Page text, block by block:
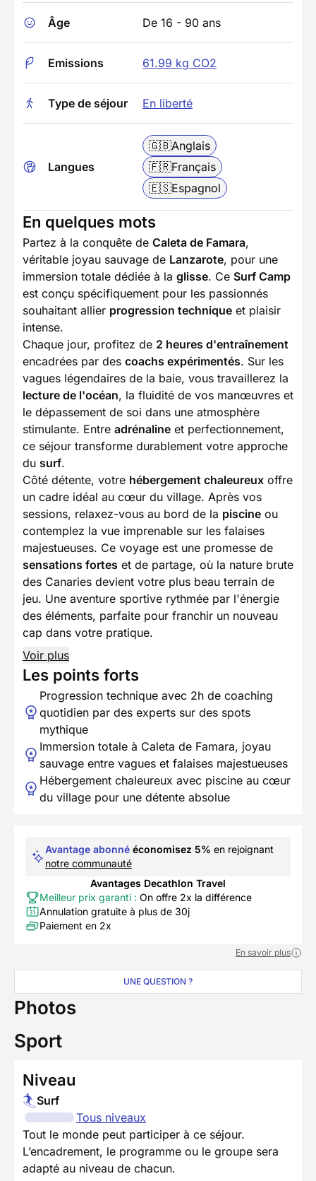
Âge De 16 - 90 ans
Emissions 61.99 kg CO2
Type de séjour En liberté
Langues
🇬🇧Anglais
🇫🇷Français
🇪🇸Espagnol
En quelques mots
Partez à la conquête de Caleta de Famara,
véritable joyau sauvage de Lanzarote, pour une
immersion totale dédiée à la glisse. Ce Surf Camp
est conçu spécifiquement pour les passionnés
souhaitant allier progression technique et plaisir
intense.
Chaque jour, profitez de 2 heures d'entraînement
encadrées par des coachs expérimentés. Sur les
vagues légendaires de la baie, vous travaillerez la
lecture de l'océan, la fluidité de vos manœuvres et
le dépassement de soi dans une atmosphère
stimulante. Entre adrénaline et perfectionnement,
ce séjour transforme durablement votre approche
du surf.
Côté détente, votre hébergement chaleureux offre
un cadre idéal au cœur du village. Après vos
sessions, relaxez-vous au bord de la piscine ou
contemplez la vue imprenable sur les falaises
majestueuses. Ce voyage est une promesse de
sensations fortes et de partage, où la nature brute
des Canaries devient votre plus beau terrain de
jeu. Une aventure sportive rythmée par l'énergie
des éléments, parfaite pour franchir un nouveau
cap dans votre pratique.
Voir plus
Les points forts
Progression technique avec 2h de coaching
quotidien par des experts sur des spots
mythique
Immersion totale à Caleta de Famara, joyau
sauvage entre vagues et falaises majestueuses
Hébergement chaleureux avec piscine au cœur
du village pour une détente absolue
Avantage abonné économisez 5% en rejoignant
notre communauté
Avantages Decathlon Travel
Meilleur prix garanti : On offre 2x la différence
Annulation gratuite à plus de 30j
Paiement en 2x
En savoir plus
UNE QUESTION ?
Photos
Sport
Niveau
Surf
Tous niveaux
Tout le monde peut participer à ce séjour.
L’encadrement, le programme ou le groupe sera
adapté au niveau de chacun.